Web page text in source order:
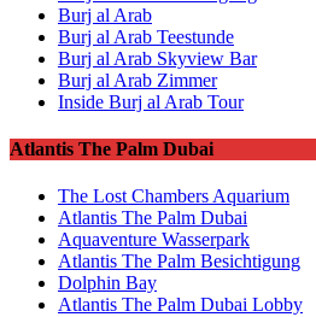
Burj al Arab
Burj al Arab Teestunde
Burj al Arab Skyview Bar
Burj al Arab Zimmer
Inside Burj al Arab Tour
Atlantis The Palm Dubai
The Lost Chambers Aquarium
Atlantis The Palm Dubai
Aquaventure Wasserpark
Atlantis The Palm Besichtigung
Dolphin Bay
Atlantis The Palm Dubai Lobby